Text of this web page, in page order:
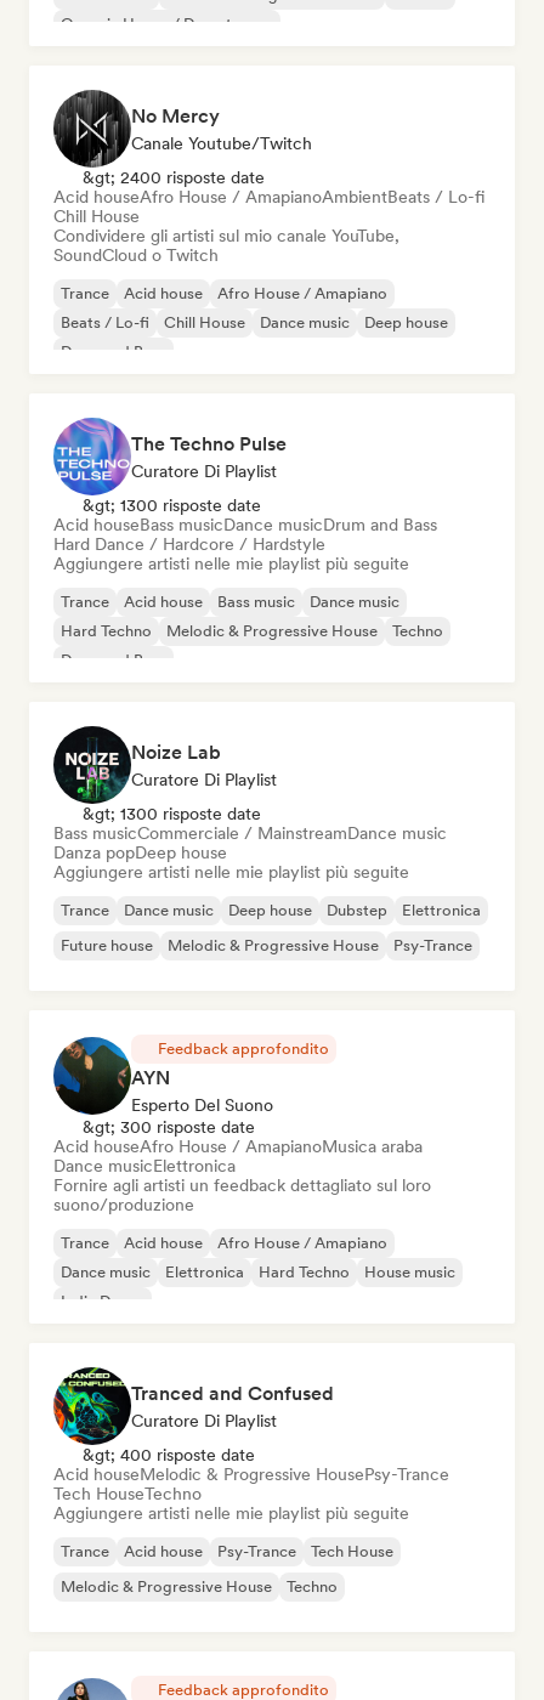
Organic House / Downtempo
No Mercy
Canale Youtube/Twitch
&gt; 2400 risposte date
Acid houseAfro House / AmapianoAmbientBeats / Lo-fi
Chill House
Condividere gli artisti sul mio canale YouTube,
SoundCloud o Twitch
Trance Acid house
Afro House / Amapiano
Beats / Lo-fi
Chill House Dance music
Deep house
Drum and Bass
The Techno Pulse
Curatore Di Playlist
&gt; 1300 risposte date
Acid houseBass musicDance musicDrum and Bass
Hard Dance / Hardcore / Hardstyle
Aggiungere artisti nelle mie playlist più seguite
Trance Acid house Bass music
Dance music
Hard Techno
Melodic & Progressive House
Techno
Drum and Bass
Noize Lab
Curatore Di Playlist
&gt; 1300 risposte date
Bass musicCommerciale / MainstreamDance music
Danza popDeep house
Aggiungere artisti nelle mie playlist più seguite
Trance Dance music Deep house Dubstep
Elettronica
Future house
Melodic & Progressive House Psy-Trance
Feedback approfondito
AYN
Esperto Del Suono
&gt; 300 risposte date
Acid houseAfro House / AmapianoMusica araba
Dance musicElettronica
Fornire agli artisti un feedback dettagliato sul loro
suono/produzione
Trance Acid house
Afro House / Amapiano
Dance music
Elettronica Hard Techno
House music
Indie Dance
Tranced and Confused
Curatore Di Playlist
&gt; 400 risposte date
Acid houseMelodic & Progressive HousePsy-Trance
Tech HouseTechno
Aggiungere artisti nelle mie playlist più seguite
Trance Acid house Psy-Trance
Tech House
Melodic & Progressive House
Techno
Feedback approfondito